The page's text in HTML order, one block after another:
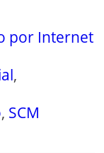
por Internet
,
, SCM